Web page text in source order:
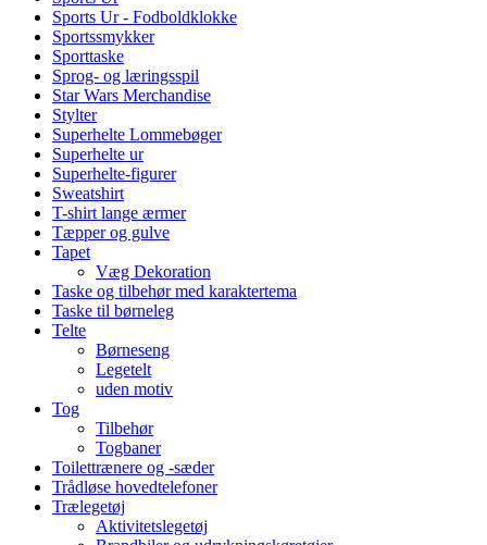
Sports Ur - Fodboldklokke
Sportssmykker
Sporttaske
Sprog- og læringsspil
Star Wars Merchandise
Stylter
Superhelte Lommebøger
Superhelte ur
Superhelte-figurer
Sweatshirt
T-shirt lange ærmer
Tæpper og gulve
Tapet
Væg Dekoration
Taske og tilbehør med karaktertema
Taske til børneleg
Telte
Børneseng
Legetelt
uden motiv
Tog
Tilbehør
Togbaner
Toilettrænere og -sæder
Trådløse hovedtelefoner
Trælegetøj
Aktivitetslegetøj